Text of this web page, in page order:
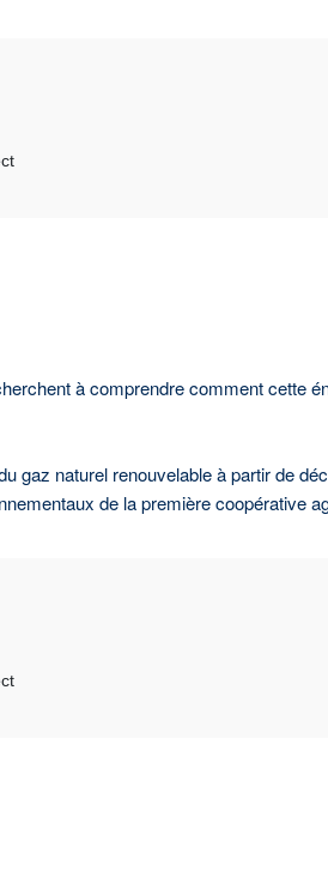
à comprendre comment cette
gaz naturel renouvelable à partir de
de la première coopérative